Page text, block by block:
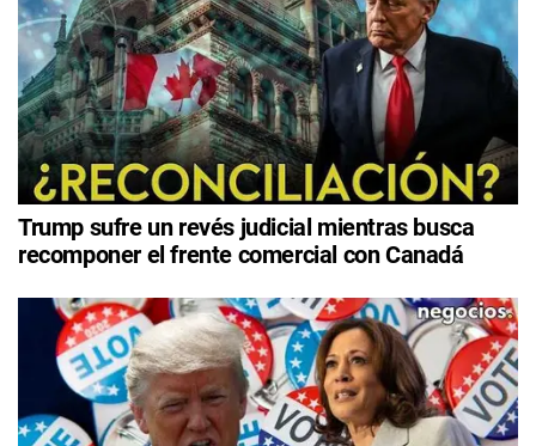
Trump sufre un revés judicial mientras busca
recomponer el frente comercial con Canadá